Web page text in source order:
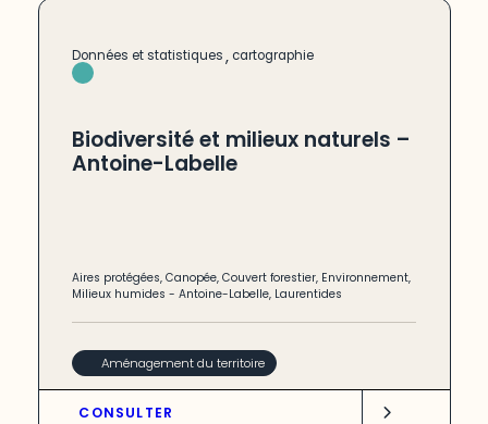
Données et statistiques, cartographie
Biodiversité et milieux naturels –
Antoine-Labelle
Aires protégées,Canopée,Couvert forestier, Environnement,
Milieux humides -Antoine-Labelle, Laurentides
Aménagement du territoire
CONSULTER